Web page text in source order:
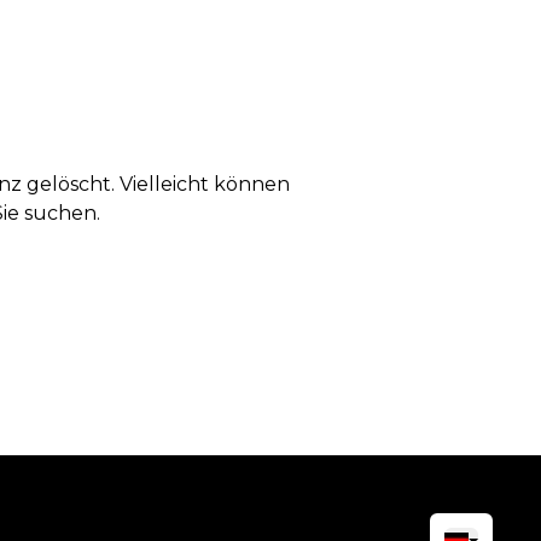
gelöscht. Vielleicht können
suchen.